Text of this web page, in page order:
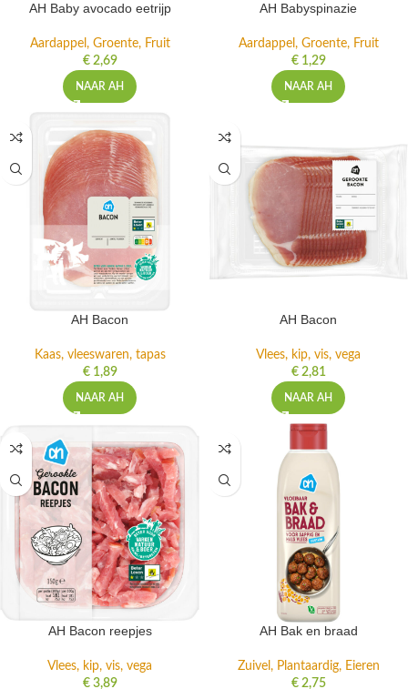
AH Baby avocado eetrijp
Aardappel, Groente, Fruit
€2,69
NAAR AH
AH Babyspinazie
Aardappel, Groente, Fruit
€1,29
NAAR AH
AH Bacon
Kaas, vleeswaren, tapas
€1,89
NAAR AH
AH Bacon
Vlees, kip, vis, vega
€2,81
NAAR AH
AH Bacon reepjes
Vlees, kip, vis, vega
€3,89
AH Bak en braad
Zuivel, Plantaardig, Eieren
€2,75